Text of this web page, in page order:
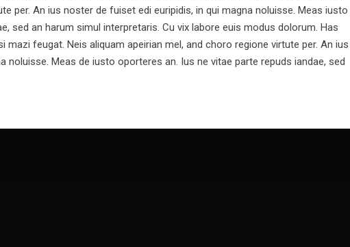
per. An ius noster de fuiset edi euripidis, in qui magna noluisse. Meas iusto
sed an harum simul interpretaris. Cu vix labore euis modus dolorum. Has
mazi feugat. Neis aliquam apeirian mel, and choro regione virtute per. An ius
noluisse. Meas de iusto oporteres an. Ius ne vitae parte repuds iandae, sed